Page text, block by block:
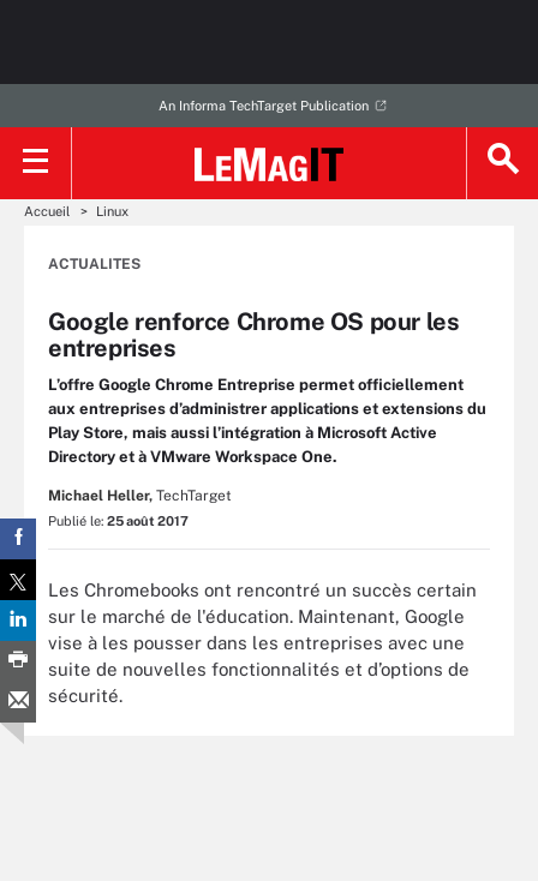
An Informa TechTarget Publication
Accueil Linux
ACTUALITES
Google renforce Chrome OS pour les
entreprises
L’offre Google Chrome Entreprise permet officiellement
aux entreprises d’administrer applications et extensions du
Play Store, mais aussi l’intégration à Microsoft Active
Directory et à VMware Workspace One.
Michael Heller, TechTarget
Publié le: 25 août 2017
Les Chromebooks ont rencontré un succès certain
sur le marché de l'éducation. Maintenant, Google
vise à les pousser dans les entreprises avec une
suite de nouvelles fonctionnalités et d’options de
sécurité.